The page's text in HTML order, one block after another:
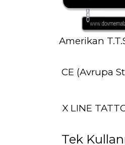
Amerikan
CE (Avrupa
X LINE
Tek